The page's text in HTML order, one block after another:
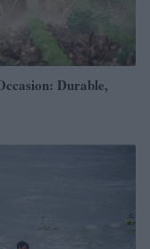
Durable,